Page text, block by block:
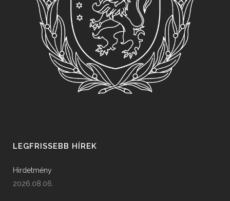
LEGFRISSEBB HÍREK
Hirdetmény
2026.08.06.